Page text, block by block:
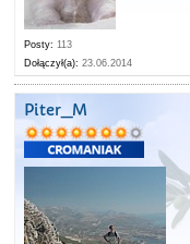
Posty: 113
Dołączył(a): 23.06.2014
Piter_M